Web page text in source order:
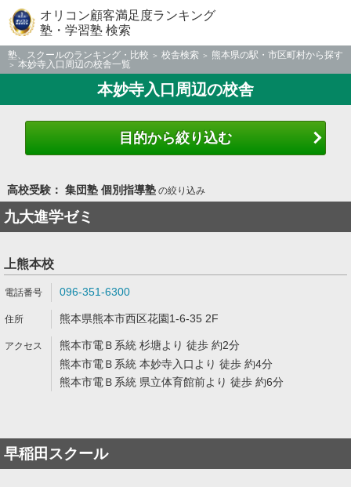
オリコン顧客満足度ランキング
塾・学習塾 検索
塾、スクールのランキング・比較 校舎検索
熊本県の駅・市区町村から探す
本妙寺入口周辺の校舎一覧
本妙寺入口周辺の校舎
目的から絞り込む
高校受験： 集団塾 個別指導塾の絞り込み
九大進学ゼミ
上熊本校
096-351-6300
熊本県熊本市西区花園1-6-35 2F
熊本市電Ｂ系統 杉塘より 徒歩 約2分
熊本市電Ｂ系統 本妙寺入口より 徒歩 約4分
熊本市電Ｂ系統 県立体育館前より 徒歩 約6分
早稲田スクール